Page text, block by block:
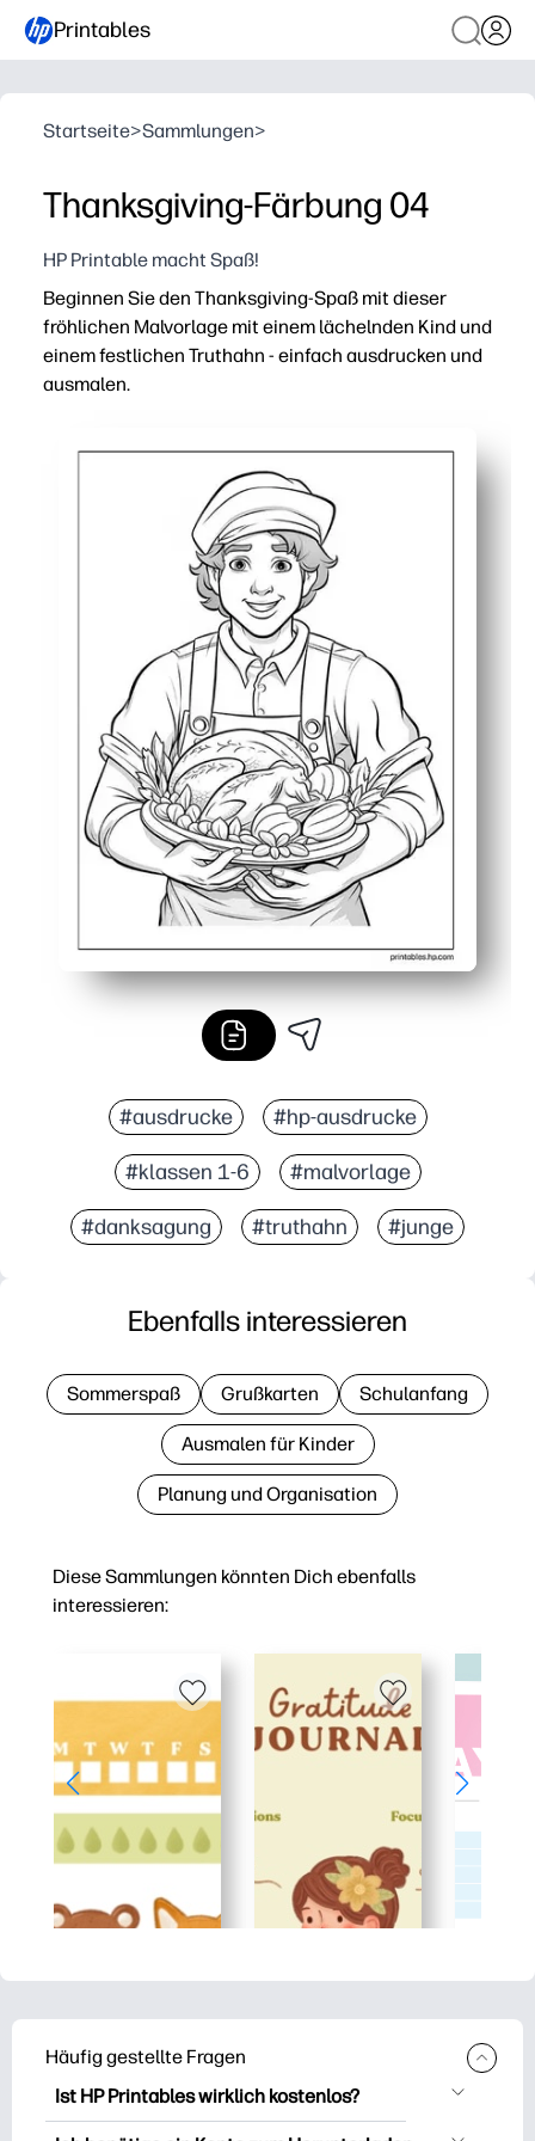
Printables
Startseite>Sammlungen>
Thanksgiving-Färbung 04
HP Printable macht Spaß!
Beginnen Sie den Thanksgiving-Spaß mit dieser
fröhlichen Malvorlage mit einem lächelnden Kind und
einem festlichen Truthahn - einfach ausdrucken und
ausmalen.
Beschäftigt Kinder, während Sie kochen, reisen oder
Fördert Feinmotorik und Farberkennung — perfekt für
Tintenfreundliche Strichbilder mit klaren Details sind
#ausdrucke #hp-ausdrucke
#klassen 1-6 #malvorlage
#danksagung #truthahn #junge
Diese Sammlungen könnten Dich ebenfalls
interessieren:
Ebenfalls interessieren
Sommerspaß Grußkarten Schulanfang
Ausmalen für Kinder
Planung und Organisation
Häufig gestellte Fragen
Ist HP Printables wirklich kostenlos?
HP Printables bietet über 2.500